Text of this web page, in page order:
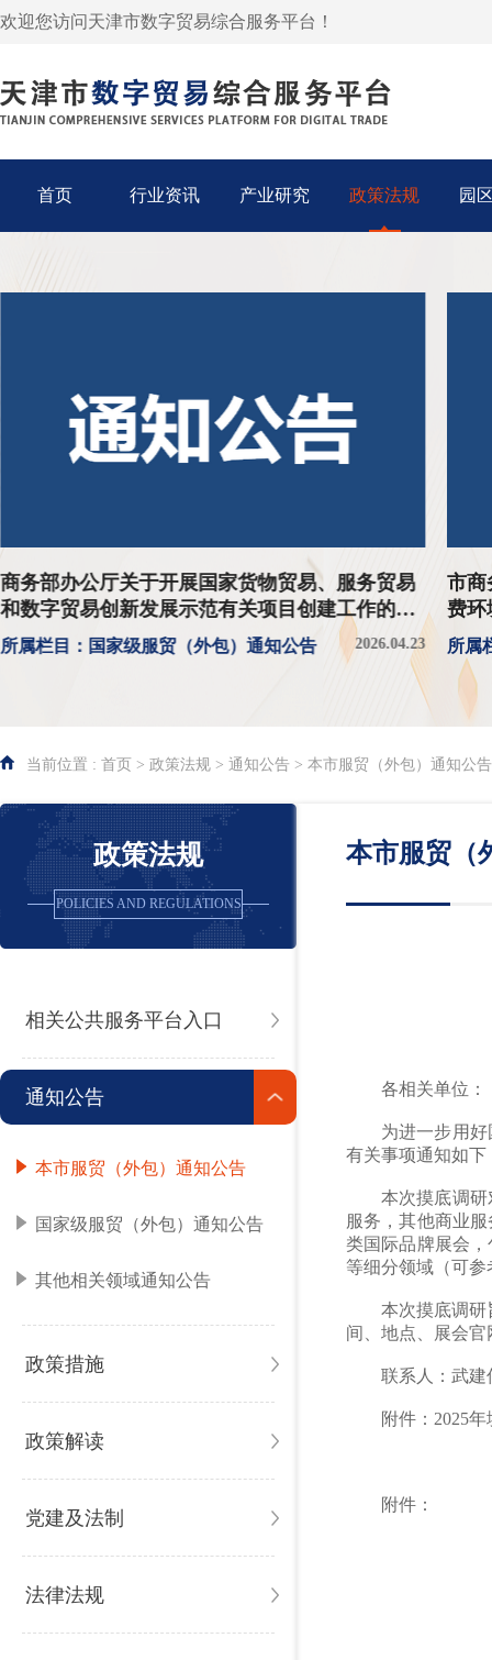
欢迎您访问天津市数字贸易综合服务平台！
首页 行业资讯 产业研究 政策法规 园
商务部办公厅关于开展国家货物贸易、服务贸易
和数字贸易创新发展示范有关项目创建工作的通
知
所属栏目：国家级服贸（外包）通知公告 2026.04.23
市商
费环
所属
当前位置 : 首页 > 政策法规 > 通知公告 > 本市服贸（外包）通知公告
政策法规
POLICIES AND REGULATIONS
相关公共服务平台入口
通知公告
本市服贸（外包）通知公告
国家级服贸（外包）通知公告
其他相关领域通知公告
政策措施
政策解读
党建及法制
法律法规
本市服贸（
各相关单位：
为进一步用
有关事项通知如下
本次摸底调
服务，其他商业
类国际品牌展会
等细分领域（可
本次摸底调研
间、地点、展会官
联系人：武建
附件：2025
附件：